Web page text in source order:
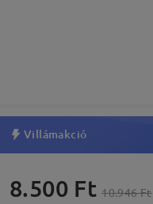
Villámakció
8.500 Ft 10.946 Ft